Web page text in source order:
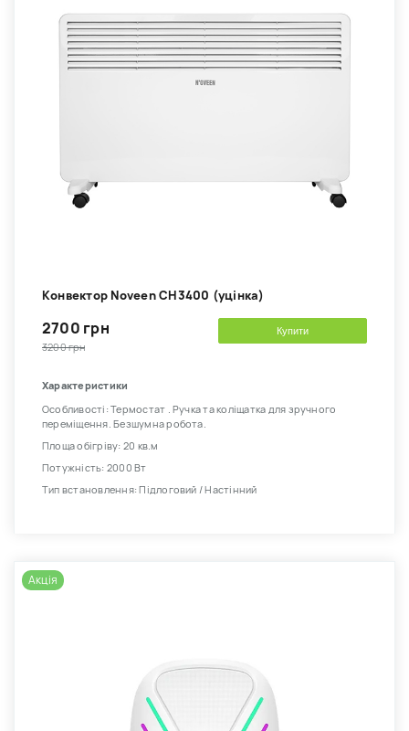
Kонвектор Noveen CH3400 (уцінка)
2700 грн
3200 грн
Купити
Характеристики
Особливості: Термостат . Ручка та коліщатка для зручного
переміщення. Безшумна робота.
Площа обігріву: 20 кв.м
Потужність: 2000 Вт
Тип встановлення: Підлоговий / Настінний
Акція